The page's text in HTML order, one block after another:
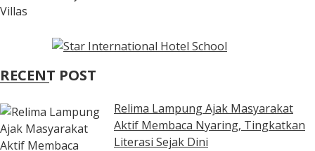
RECENT POST
Relima Lampung Ajak Masyarakat
Aktif Membaca Nyaring, Tingkatkan
Literasi Sejak Dini